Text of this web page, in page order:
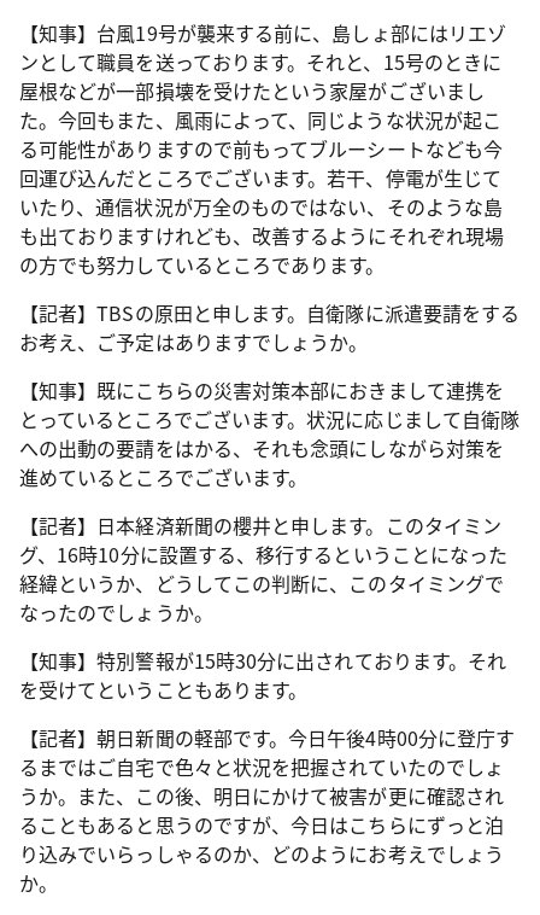
【知事】台風19号が襲来する前に、島しょ部にはリエゾ
ンとして職員を送っております。それと、15号のときに
屋根などが一部損壊を受けたという家屋がございまし
た。今回もまた、風雨によって、同じような状況が起こ
る可能性がありますので前もってブルーシートなども今
回運び込んだところでございます。若干、停電が生じて
いたり、通信状況が万全のものではない、そのような島
も出ておりますけれども、改善するようにそれぞれ現場
の方でも努力しているところであります。
【記者】TBSの原田と申します。自衛隊に派遣要請をする
お考え、ご予定はありますでしょうか。
【知事】既にこちらの災害対策本部におきまして連携を
とっているところでございます。状況に応じまして自衛隊
への出動の要請をはかる、それも念頭にしながら対策を
進めているところでございます。
【記者】日本経済新聞の櫻井と申します。このタイミン
グ、16時10分に設置する、移行するということになった
経緯というか、どうしてこの判断に、このタイミングで
なったのでしょうか。
【知事】特別警報が15時30分に出されております。それ
を受けてということもあります。
【記者】朝日新聞の軽部です。今日午後4時00分に登庁す
るまではご自宅で色々と状況を把握されていたのでしょ
うか。また、この後、明日にかけて被害が更に確認され
ることもあると思うのですが、今日はこちらにずっと泊
り込みでいらっしゃるのか、どのようにお考えでしょう
か。